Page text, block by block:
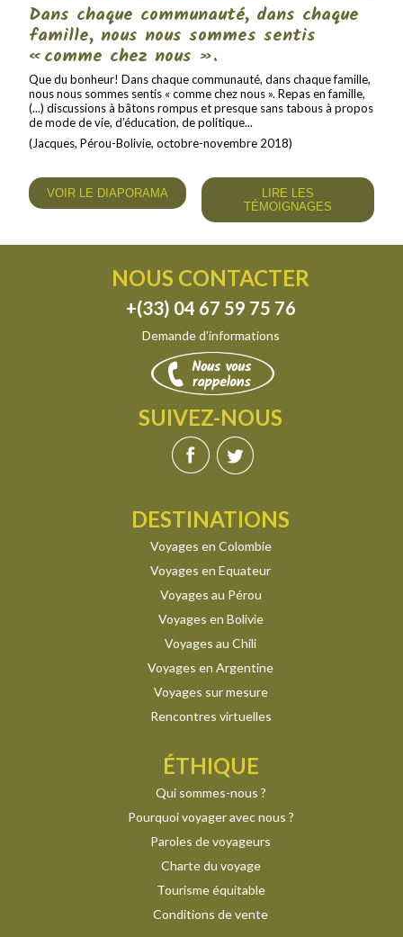
Dans chaque communauté, dans chaque
famille, nous nous sommes sentis
« comme chez nous ».
Que du bonheur! Dans chaque communauté, dans chaque famille,
nous nous sommes sentis « comme chez nous ». Repas en famille,
(...) discussions à bâtons rompus et presque sans tabous à propos
de mode de vie, d’éducation, de politique...
(Jacques, Pérou-Bolivie, octobre-novembre 2018)
VOIR LE DIAPORAMA
LIRE LES
TÉMOIGNAGES
NOUS CONTACTER
+(33) 04 67 59 75 76
Demande d’informations
SUIVEZ-NOUS
DESTINATIONS
Voyages en Colombie
Voyages en Equateur
Voyages au Pérou
Voyages en Bolivie
Voyages au Chili
Voyages en Argentine
Voyages sur mesure
Rencontres virtuelles
ÉTHIQUE
Qui sommes-nous ?
Pourquoi voyager avec nous ?
Paroles de voyageurs
Charte du voyage
Tourisme équitable
Conditions de vente